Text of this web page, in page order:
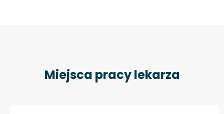
Miejsca pracy lekarza